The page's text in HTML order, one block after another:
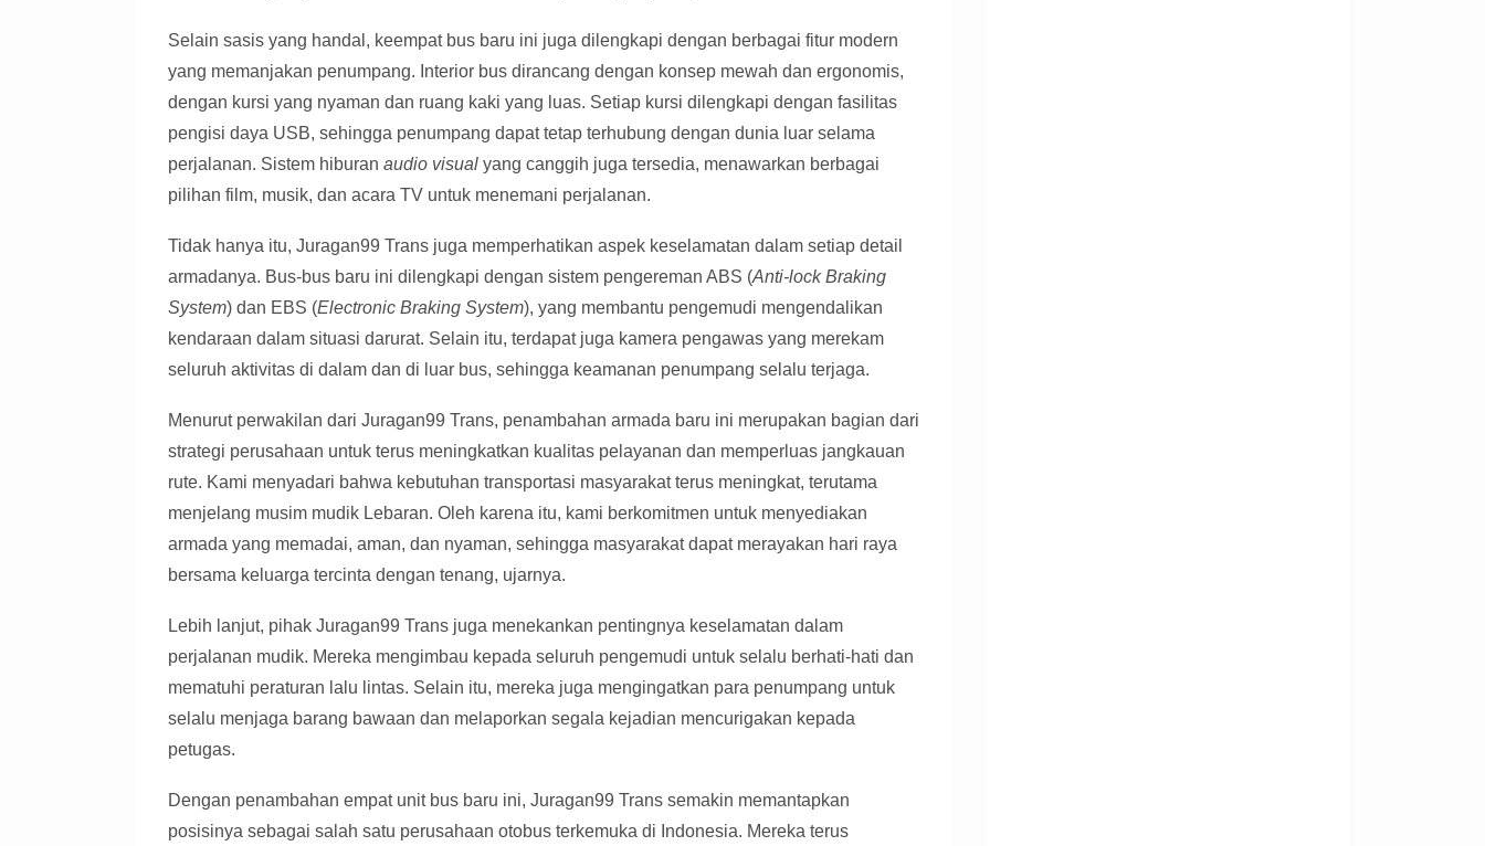
Selain sasis yang handal, keempat bus baru ini juga dilengkapi dengan berbagai fitur modern
yang memanjakan penumpang. Interior bus dirancang dengan konsep mewah dan ergonomis,
dengan kursi yang nyaman dan ruang kaki yang luas. Setiap kursi dilengkapi dengan fasilitas
pengisi daya USB, sehingga penumpang dapat tetap terhubung dengan dunia luar selama
perjalanan. Sistem hiburan audio visual yang canggih juga tersedia, menawarkan berbagai
pilihan film, musik, dan acara TV untuk menemani perjalanan.
Tidak hanya itu, Juragan99 Trans juga memperhatikan aspek keselamatan dalam setiap detail
armadanya. Bus-bus baru ini dilengkapi dengan sistem pengereman ABS (Anti-lock Braking
System) dan EBS (Electronic Braking System), yang membantu pengemudi mengendalikan
kendaraan dalam situasi darurat. Selain itu, terdapat juga kamera pengawas yang merekam
seluruh aktivitas di dalam dan di luar bus, sehingga keamanan penumpang selalu terjaga.
Menurut perwakilan dari Juragan99 Trans, penambahan armada baru ini merupakan bagian dari
strategi perusahaan untuk terus meningkatkan kualitas pelayanan dan memperluas jangkauan
rute. Kami menyadari bahwa kebutuhan transportasi masyarakat terus meningkat, terutama
menjelang musim mudik Lebaran. Oleh karena itu, kami berkomitmen untuk menyediakan
armada yang memadai, aman, dan nyaman, sehingga masyarakat dapat merayakan hari raya
bersama keluarga tercinta dengan tenang, ujarnya.
Lebih lanjut, pihak Juragan99 Trans juga menekankan pentingnya keselamatan dalam
perjalanan mudik. Mereka mengimbau kepada seluruh pengemudi untuk selalu berhati-hati dan
mematuhi peraturan lalu lintas. Selain itu, mereka juga mengingatkan para penumpang untuk
selalu menjaga barang bawaan dan melaporkan segala kejadian mencurigakan kepada
petugas.
Dengan penambahan empat unit bus baru ini, Juragan99 Trans semakin memantapkan
posisinya sebagai salah satu perusahaan otobus terkemuka di Indonesia. Mereka terus